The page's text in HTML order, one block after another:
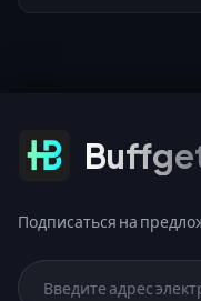
Подписаться на
Подписаться на